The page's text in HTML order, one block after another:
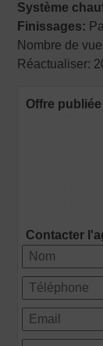
Système
Finissages:
Nombre de
Réactualiser:
Offre publiée
Contacter